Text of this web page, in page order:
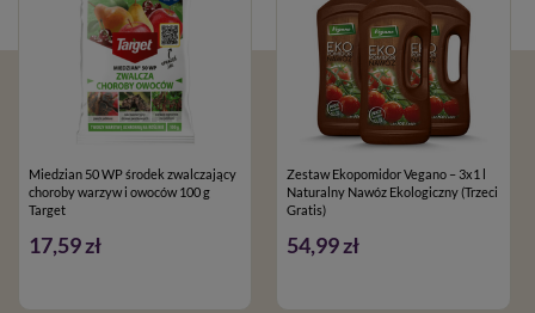
Miedzian 50 WP środek zwalczający
choroby warzyw i owoców 100 g
Target
17,59 zł
Zestaw Ekopomidor Vegano – 3x1 l
Naturalny Nawóz Ekologiczny (Trzeci
Gratis)
54,99 zł